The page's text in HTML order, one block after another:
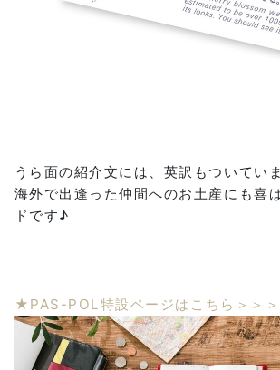
うら面の紹介文には、英訳もついていま
海外で出逢った仲間へのお土産にも喜
ドです♪
★PAS-POL特設ページはこちら＞＞＞